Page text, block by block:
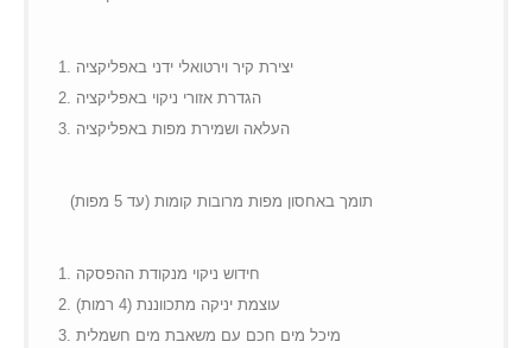
יצירת קיר וירטואלי ידני באפליקציה
הגדרת אזורי ניקוי באפליקציה
העלאה ושמירת מפות באפליקציה
תומך באחסון מפות מרובות קומות (עד 5 מפות)
חידוש ניקוי מנקודת ההפסקה
עוצמת יניקה מתכווננת (4 רמות)
מיכל מים חכם עם משאבת מים חשמלית